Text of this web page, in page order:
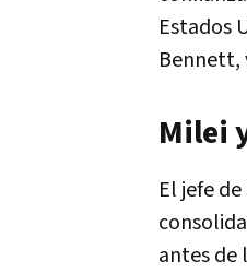
Estados
Bennett,
Milei
El jefe
antes de